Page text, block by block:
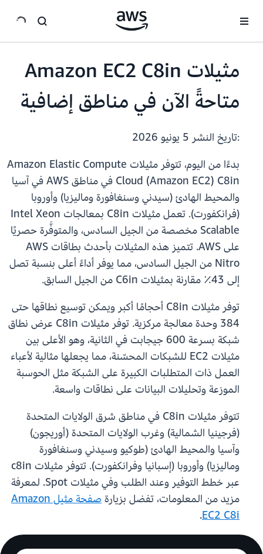
مثيلات Amazon EC2 C8in
متاحةً الآن في مناطق إضافية
:تاريخ النشر
بدءًا من اليوم، تتوفر مثيلات Amazon Elastic Compute
Cloud (Amazon EC2) C8in في مناطق AWS في آسيا
والمحيط الهادئ (سيدني وسنغافورة وماليزيا) وأوروبا
(فرانكفورت). تعمل مثيلات C8in بمعالجات Intel Xeon
Scalable مخصصة من الجيل السادس، والمتوفَّرة حصريًا
على AWS. تتميز هذه المثيلات بأحدث بطاقات AWS
Nitro من الجيل السادس، مما يوفر أداءً أعلى بنسبة تصل
إلى 43٪ مقارنة بمثيلات C6in من الجيل السابق.
توفر مثيلات C8in أحجامًا أكبر ويمكن توسيع نطاقها حتى
384 وحدة معالجة مركزية. توفر مثيلات C8in عرض نطاق
شبكة بسرعة 600 جيجابت في الثانية، وهو الأعلى بين
مثيلات EC2 للشبكات المحسّنة، مما يجعلها مثالية لأعباء
العمل ذات المتطلبات الكبيرة على الشبكة مثل الحوسبة
الموزعة وتحليلات البيانات على نطاقات واسعة.
تتوفر مثيلات C8in في مناطق شرق الولايات المتحدة
(فرجينيا الشمالية) وغرب الولايات المتحدة (أوريجون)
وآسيا والمحيط الهادئ (طوكيو وسيدني وسنغافورة
وماليزيا) وأوروبا (إسبانيا وفرانكفورت). تتوفر مثيلات c8in
عبر خطط التوفير وعند الطلب وفي مثيلات Spot. لمعرفة
مزيد من المعلومات، تفضل بزيارة
صفحة مثيل Amazon
EC2 C8i
.